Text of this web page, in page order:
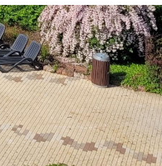
Dienste
Stadtplan
Newsletter
Mängelmelder
Erklärung zur Barrierefreiheit
Social-Media